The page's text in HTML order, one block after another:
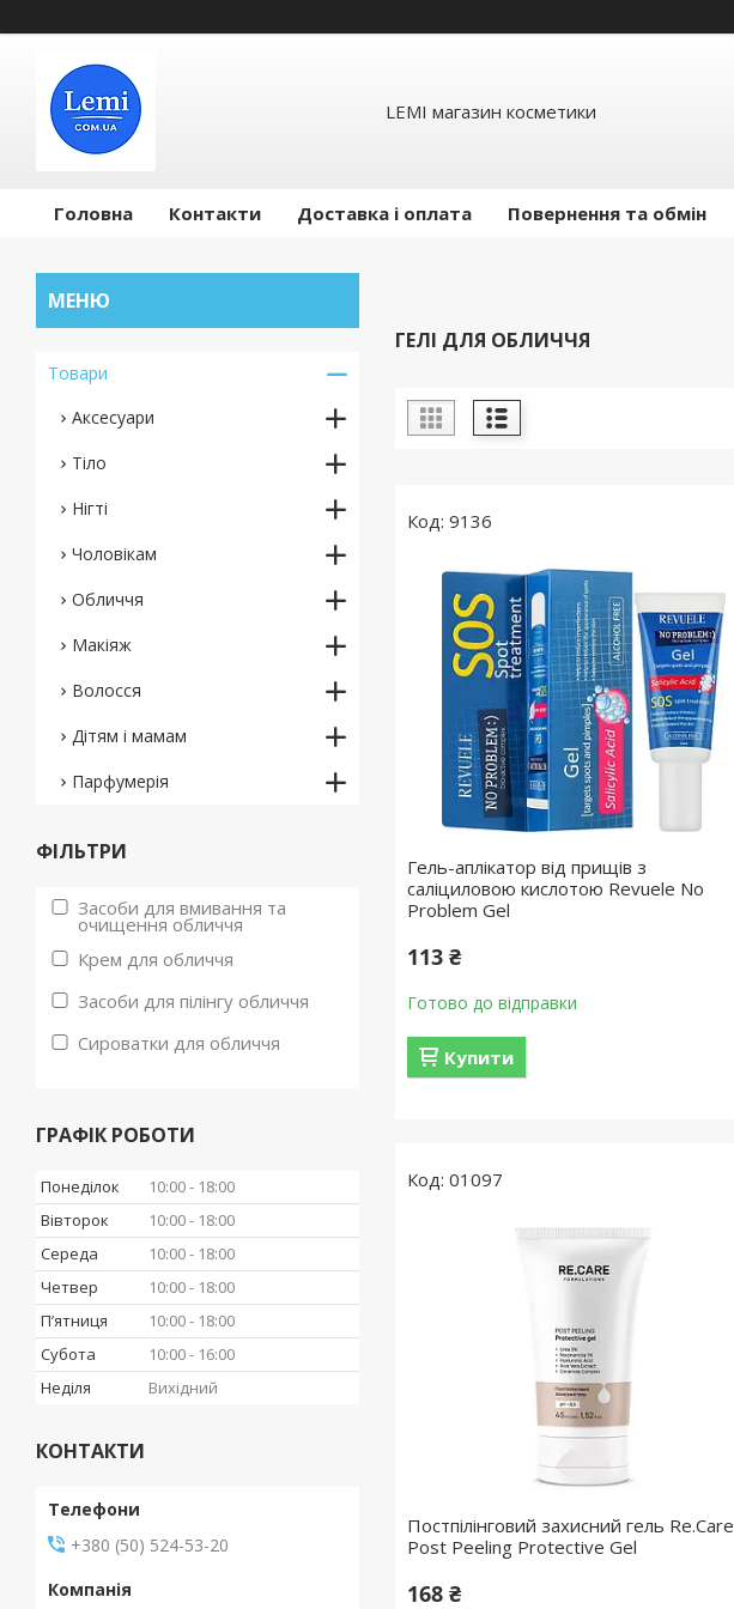
LEMI магазин косметики
Головна Контакти Доставка і оплата Повернення та обмін
ГЕЛІ ДЛЯ ОБЛИЧЧЯ
9136
Гель-аплікатор від прищів з
саліциловою кислотою Revuele No
Problem Gel
113 ₴
Готово до відправки
Купити
01097
Постпілінговий захисний гель Re.Care
Post Peeling Protective Gel
168 ₴
Товари
Аксесуари
Тіло
Нігті
Чоловікам
Обличчя
Макіяж
Волосся
Дітям і мамам
Парфумерія
ФІЛЬТРИ
Засоби для вмивання та
очищення обличчя
Крем для обличчя
Засоби для пілінгу обличчя
Сироватки для обличчя
ГРАФІК РОБОТИ
Понеділок 10:00
18:00
Вівторок
10:00
18:00
Середа
10:00
18:00
Четвер
10:00
18:00
Пʼятниця
10:00
18:00
Субота
10:00
16:00
Неділя
Вихідний
КОНТАКТИ
+380 (50) 524-53-20